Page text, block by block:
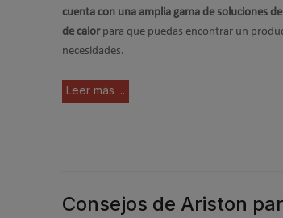
cuenta con una amplia gama de soluciones
de calorpara que puedas encontrar un
necesidades.
Leer más ...
Consejos de Ariston